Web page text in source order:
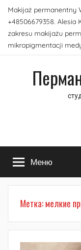
Перейти
содержимому
Makijaż permanentny
+48506679358. Alesia
zakresu makijażu
mikropigmentacji
Меню
Метка:мелкие